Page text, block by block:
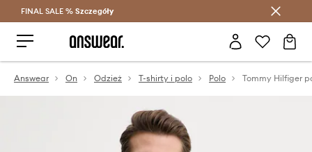
Oszczędzaj z Answear Club >
FINAL SALE % Szczegóły
Answear On Odzież T-shirty i polo Polo Tommy Hilfiger